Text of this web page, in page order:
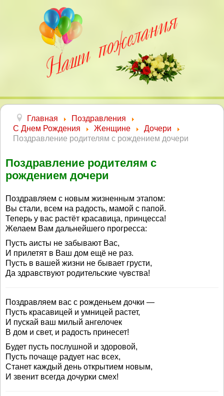
Главная
Поздравления
С Днем Рождения
Женщине
Дочери
Поздравление родителям с рождением дочери
Поздравление родителям с
рождением дочери
Поздравляем с новым жизненным этапом:
Вы стали, всем на радость, мамой с папой.
Теперь у вас растёт красавица, принцесса!
Желаем Вам дальнейшего прогресса:
Пусть аисты не забывают Вас,
И прилетят в Ваш дом ещё не раз.
Пусть в вашей жизни не бывает грусти,
Да здравствуют родительские чувства!
Поздравляем вас с рожденьем дочки —
Пусть красавицей и умницей растет,
И пускай ваш милый ангелочек
В дом и свет, и радость принесет!
Будет пусть послушной и здоровой,
Пусть почаще радует нас всех,
Станет каждый день открытием новым,
И звенит всегда дочурки смех!